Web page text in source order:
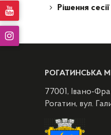
Рішення
РОГАТИНСЬКА
77001, Івано-
Рогатин, вул.